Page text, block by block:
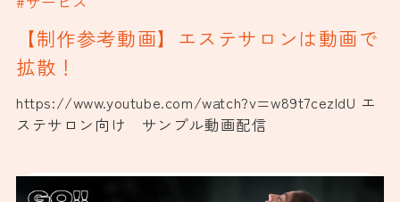
【制作参考動画】エステサロンは動画で
拡散！
https://www.youtube.com/watch?v=w89t7cezIdU エ
ステサロン向け サンプル動画配信